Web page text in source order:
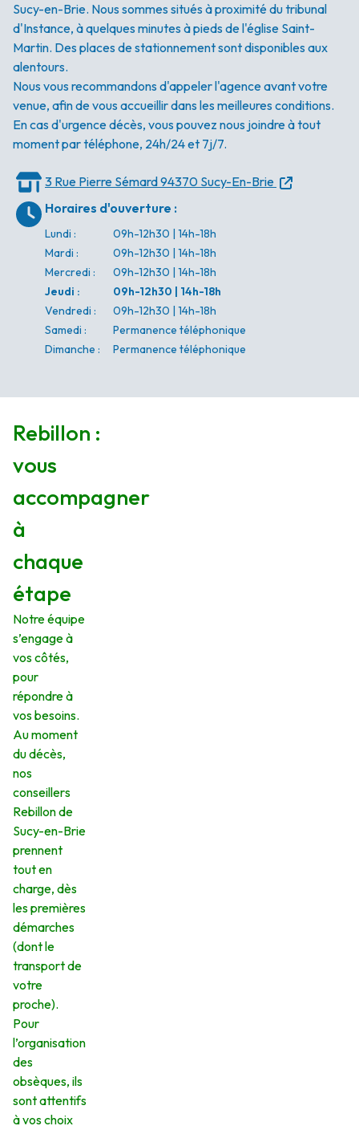
Sucy-en-Brie. Nous sommes situés à proximité du tribunal
d'Instance, à quelques minutes à pieds de l'église Saint-
Martin. Des places de stationnement sont disponibles aux
alentours.
Nous vous recommandons d'appeler l'agence avant votre
venue, afin de vous accueillir dans les meilleures conditions.
En cas d'urgence décès, vous pouvez nous joindre à tout
moment par téléphone, 24h/24 et 7j/7.
3 Rue Pierre Sémard94370 Sucy-En-Brie
Horaires d'ouverture :
Lundi :
09h-12h30 | 14h-18h
Mardi :
09h-12h30 | 14h-18h
Mercredi :
09h-12h30 | 14h-18h
Jeudi :
09h-12h30 | 14h-18h
Vendredi :
09h-12h30 | 14h-18h
Samedi :
Permanence téléphonique
Dimanche : Permanence téléphonique
Rebillon :
vous
accompagner
à
chaque
étape
Notre équipe
s’engage à
vos côtés,
pour
répondre à
vos besoins.
Au moment
du décès,
nos
conseillers
Rebillon de
Sucy-en-Brie
prennent
tout en
charge, dès
les premières
démarches
(dont le
transport de
votre
proche).
Pour
l’organisation
des
obsèques, ils
sont attentifs
à vos choix